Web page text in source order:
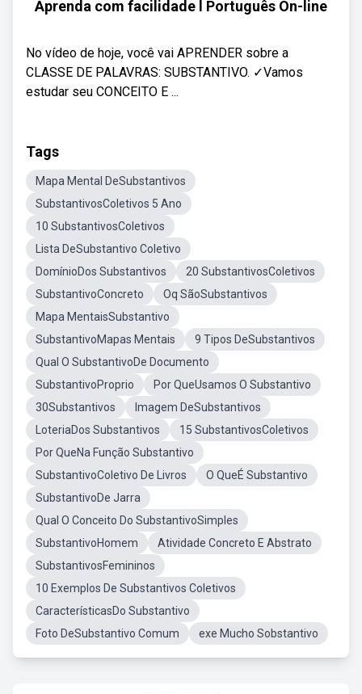
Aprenda com facilidade l Português On-line
No vídeo de hoje, você vai APRENDER sobre a
CLASSE DE PALAVRAS: SUBSTANTIVO. ✓Vamos
estudar seu CONCEITO E ...
Tags
Mapa Mental DeSubstantivos
SubstantivosColetivos 5 Ano
10 SubstantivosColetivos
Lista DeSubstantivo Coletivo
DomínioDos Substantivos
20 SubstantivosColetivos
SubstantivoConcreto
Oq SãoSubstantivos
Mapa MentaisSubstantivo
SubstantivoMapas Mentais
9 Tipos DeSubstantivos
Qual O SubstantivoDe Documento
SubstantivoProprio
Por QueUsamos O Substantivo
30Substantivos
Imagem DeSubstantivos
LoteriaDos Substantivos
15 SubstantivosColetivos
Por QueNa Função Substantivo
SubstantivoColetivo De Livros
O QueÉ Substantivo
SubstantivoDe Jarra
Qual O Conceito Do SubstantivoSimples
SubstantivoHomem
Atividade Concreto E Abstrato
SubstantivosFemininos
10 Exemplos De Substantivos Coletivos
CaracterísticasDo Substantivo
Foto DeSubstantivo Comum
exe Mucho Sobstantivo